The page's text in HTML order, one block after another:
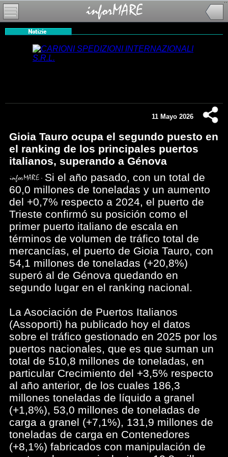
11 Mayo 2026
Gioia Tauro ocupa el segundo puesto en
el ranking de los principales puertos
italianos, superando a Génova
Si el año pasado, con un total de
60,0 millones de toneladas y un aumento
del +0,7% respecto a 2024, el puerto de
Trieste confirmó su posición como el
primer puerto italiano de escala en
términos de volumen de tráfico total de
mercancías, el puerto de Gioia Tauro, con
54,1 millones de toneladas (+20,8%)
superó al de Génova quedando en
segundo lugar en el ranking nacional.
La Asociación de Puertos Italianos
(Assoporti) ha publicado hoy el datos
sobre el tráfico gestionado en 2025 por los
puertos nacionales, que es que suman un
total de 510,8 millones de toneladas, en
particular Crecimiento del +3,5% respecto
al año anterior, de los cuales 186,3
millones toneladas de líquido a granel
(+1,8%), 53,0 millones de toneladas de
carga a granel (+7,1%), 131,9 millones de
toneladas de carga en Contenedores
(+8,1%) fabricados con manipulación de